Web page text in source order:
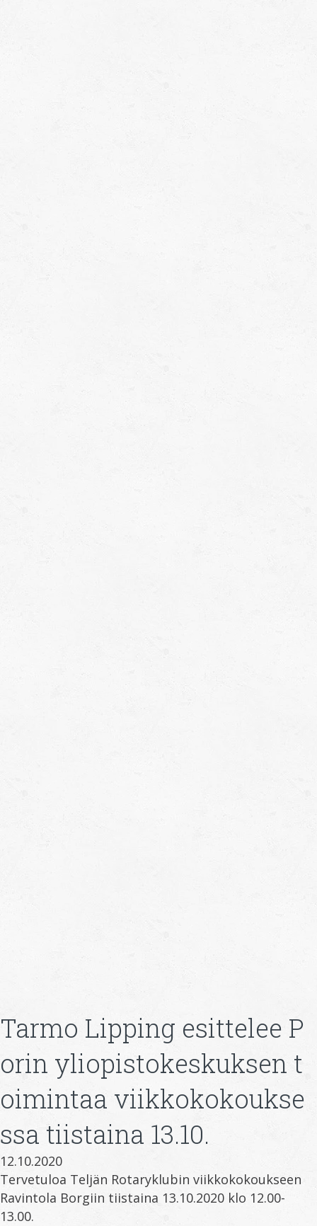
Tarmo Lipping esittelee P
orin yliopistokeskuksen t
oimintaa viikkokokoukse
ssa tiistaina 13.10.
12.10.2020
Tervetuloa Teljän Rotaryklubin viikkokokoukseen
Ravintola Borgiin tiistaina 13.10.2020 klo 12.00-
13.00.